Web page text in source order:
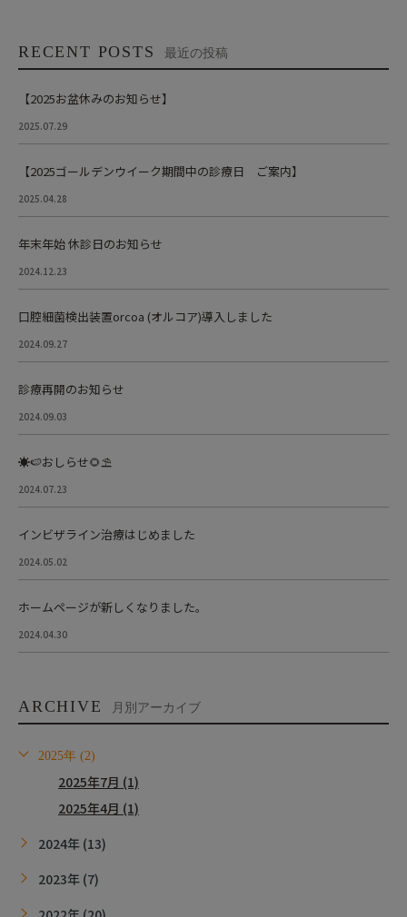
RECENT POSTS 最近の投稿
【2025お盆休みのお知らせ】
2025.07.29
【2025ゴールデンウイーク期間中の診療日 ご案内】
2025.04.28
年末年始 休診日のお知らせ
2024.12.23
口腔細菌検出装置orcoa (オルコア)導入しました
2024.09.27
診療再開のお知らせ
2024.09.03
☀️🍉おしらせ🌻⛱
2024.07.23
インビザライン治療はじめました
2024.05.02
ホームページが新しくなりました。
2024.04.30
ARCHIVE 月別アーカイブ
2025年 (2)
2025年7月 (1)
2025年4月 (1)
2024年 (13)
2023年 (7)